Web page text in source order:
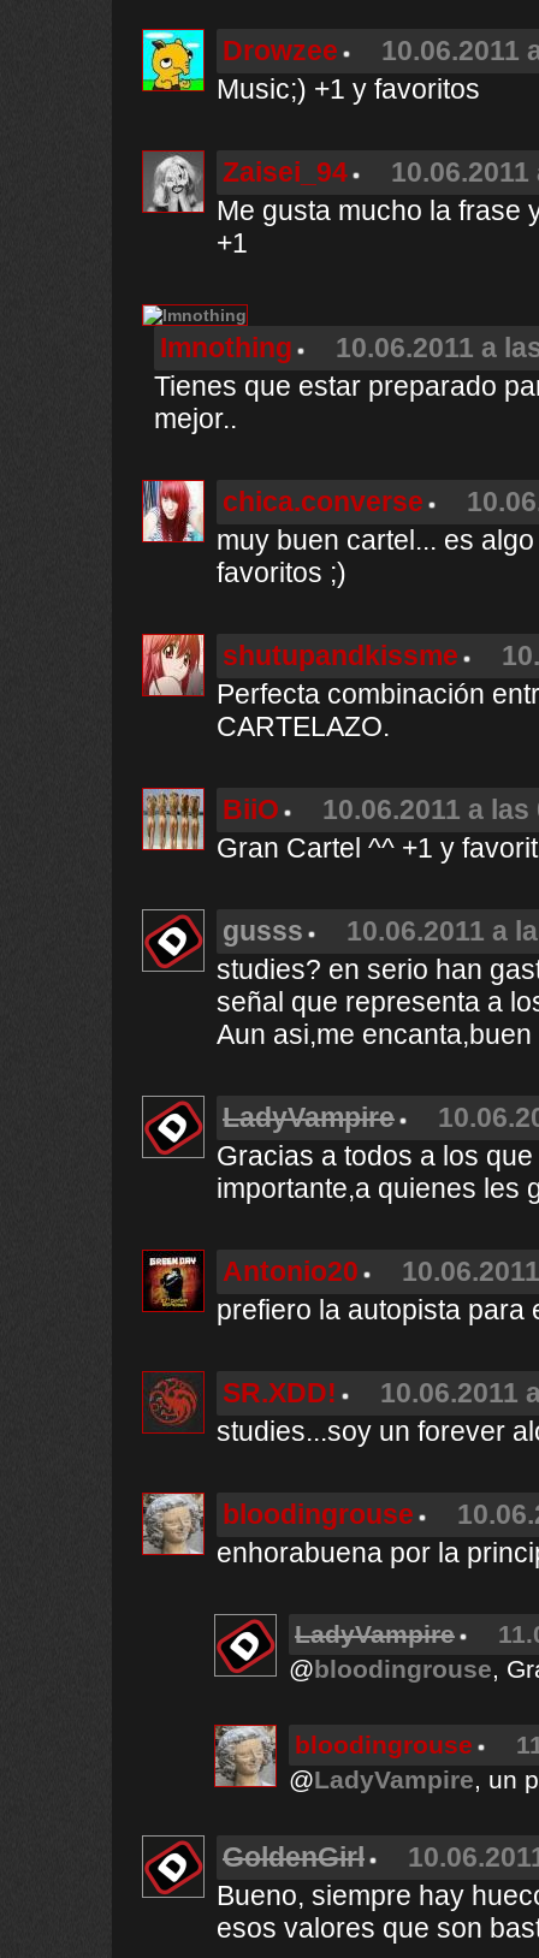
Drowzee
10.06.2011
Music;) +1 y favoritos
Zaisei_94
Me gusta mucho la frase
+1
Imnothing
10.06.2011 a
Tienes que estar preparado
mejor..
chica.converse
muy buen cartel... es
favoritos ;)
shutupandkissme
Perfecta combinación
CARTELAZO.
BiiO
10.06.2011 a las
Gran Cartel ^^ +1 y
gusss
10.06.2011 a
studies? en serio han
señal que representa a
Aun asi,me
LadyVampire
Gracias a todos a los
importante,a quienes les
Antonio20
prefiero la autopista para
SR.XDD!
10.06.2011
studies...soy un forever
bloodingrouse
enhorabuena por la
LadyVampire
@bloodingrouse,
bloodingrouse
@LadyVampire, un
GoldenGirl
Bueno, siempre hay
esos valores que son